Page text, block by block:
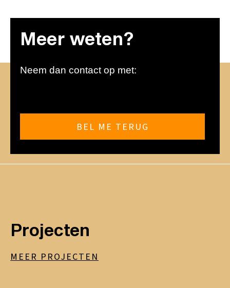
Meer weten?
Neem dan contact op met:
BEL ME TERUG
Projecten
MEER PROJECTEN